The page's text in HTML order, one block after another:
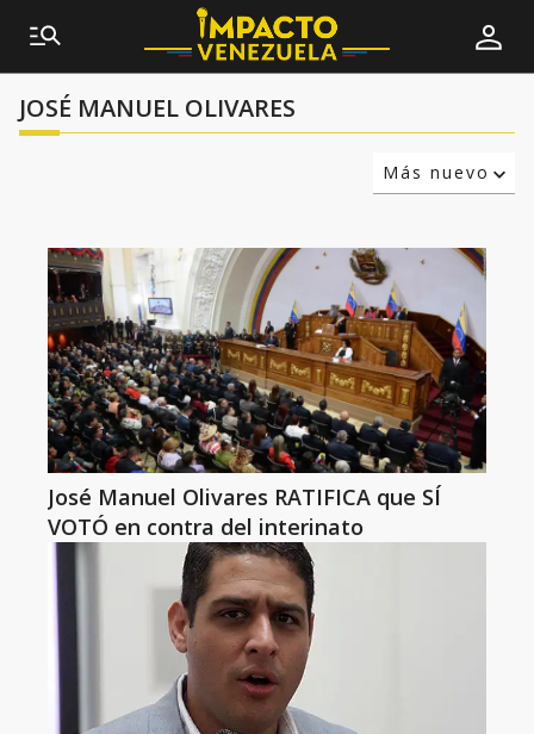
JOSÉ MANUEL OLIVARES
Más nuevo
José Manuel Olivares RATIFICA que SÍ
VOTÓ en contra del interinato